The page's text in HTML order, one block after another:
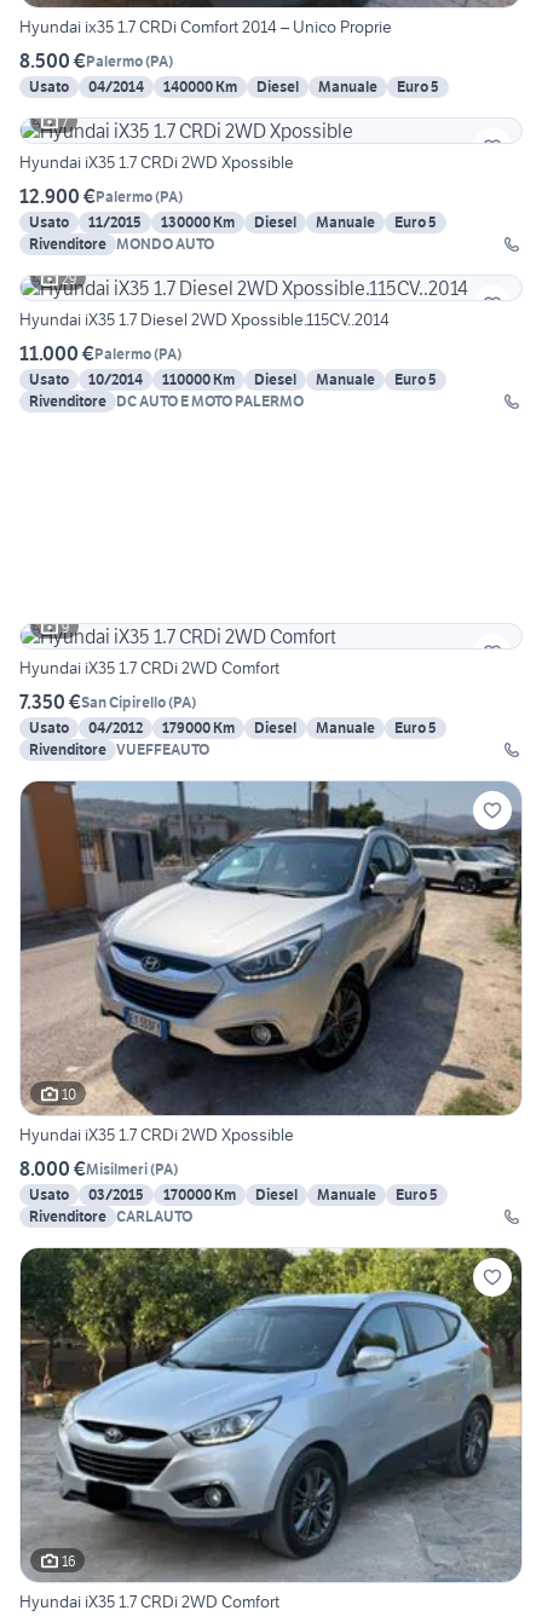
Hyundai ix35 1.7 CRDi Comfort 2014 – Unico Proprie
8.500 €Palermo(PA)
Usato
04/2014 140000 Km Diesel Manuale
Euro 5
7
Hyundai iX35 1.7 CRDi 2WD Xpossible
12.900 €Palermo(PA)
Usato
11/2015 130000 Km Diesel Manuale
Euro 5
Rivenditore MONDO AUTO
29
Hyundai iX35 1.7 Diesel 2WD Xpossible.115CV..2014
11.000 €Palermo(PA)
Usato
10/2014 110000 Km Diesel Manuale
Euro 5
Rivenditore DC AUTO E MOTO PALERMO
9
Hyundai iX35 1.7 CRDi 2WD Comfort
7.350 €San Cipirello(PA)
Usato
04/2012 179000 Km Diesel Manuale
Euro 5
Rivenditore VUEFFEAUTO
10
Hyundai iX35 1.7 CRDi 2WD Xpossible
8.000 €Misilmeri(PA)
Usato
03/2015 170000 Km Diesel Manuale
Euro 5
Rivenditore CARLAUTO
16
Hyundai iX35 1.7 CRDi 2WD Comfort